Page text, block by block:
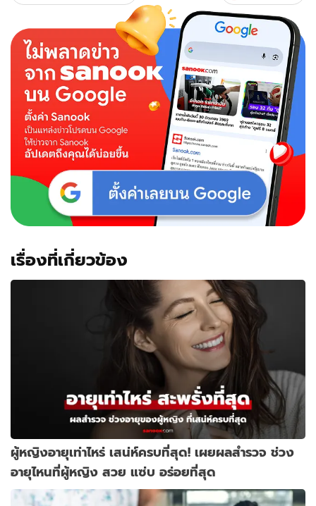
เรื่องที่เกี่ยวข้อง
ผู้หญิงอายุเท่าไหร่ เสน่ห์ครบที่สุด! เผยผลสำรวจ ช่วง
อายุไหนที่ผู้หญิง สวย แซ่บ อร่อยที่สุด